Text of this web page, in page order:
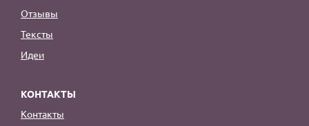
Отзывы
Тексты
Идеи
КОНТАКТЫ
Контакты